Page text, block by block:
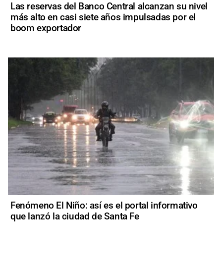
Las reservas del Banco Central alcanzan su nivel
más alto en casi siete años impulsadas por el
boom exportador
Fenómeno El Niño: así es el portal informativo
que lanzó la ciudad de Santa Fe